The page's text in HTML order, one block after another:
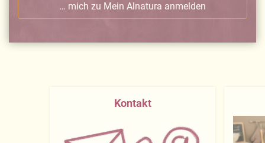
… mich zu Mein Alnatura anmelden
Kontakt